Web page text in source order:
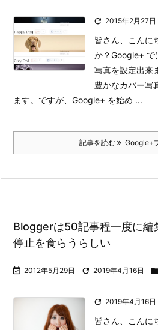
 2015年2月27日
皆さん、こんに
か？Google+ で
写真を設定出来
豊かなカバー写
ます。 ですが、Google+ を始め ...
記事を読む Google+
Bloggerは50記事程一度に編
停止を食らうらしい
 2012年5月29日  2019年4月16日
 2019年4月16日
皆さん、こんに